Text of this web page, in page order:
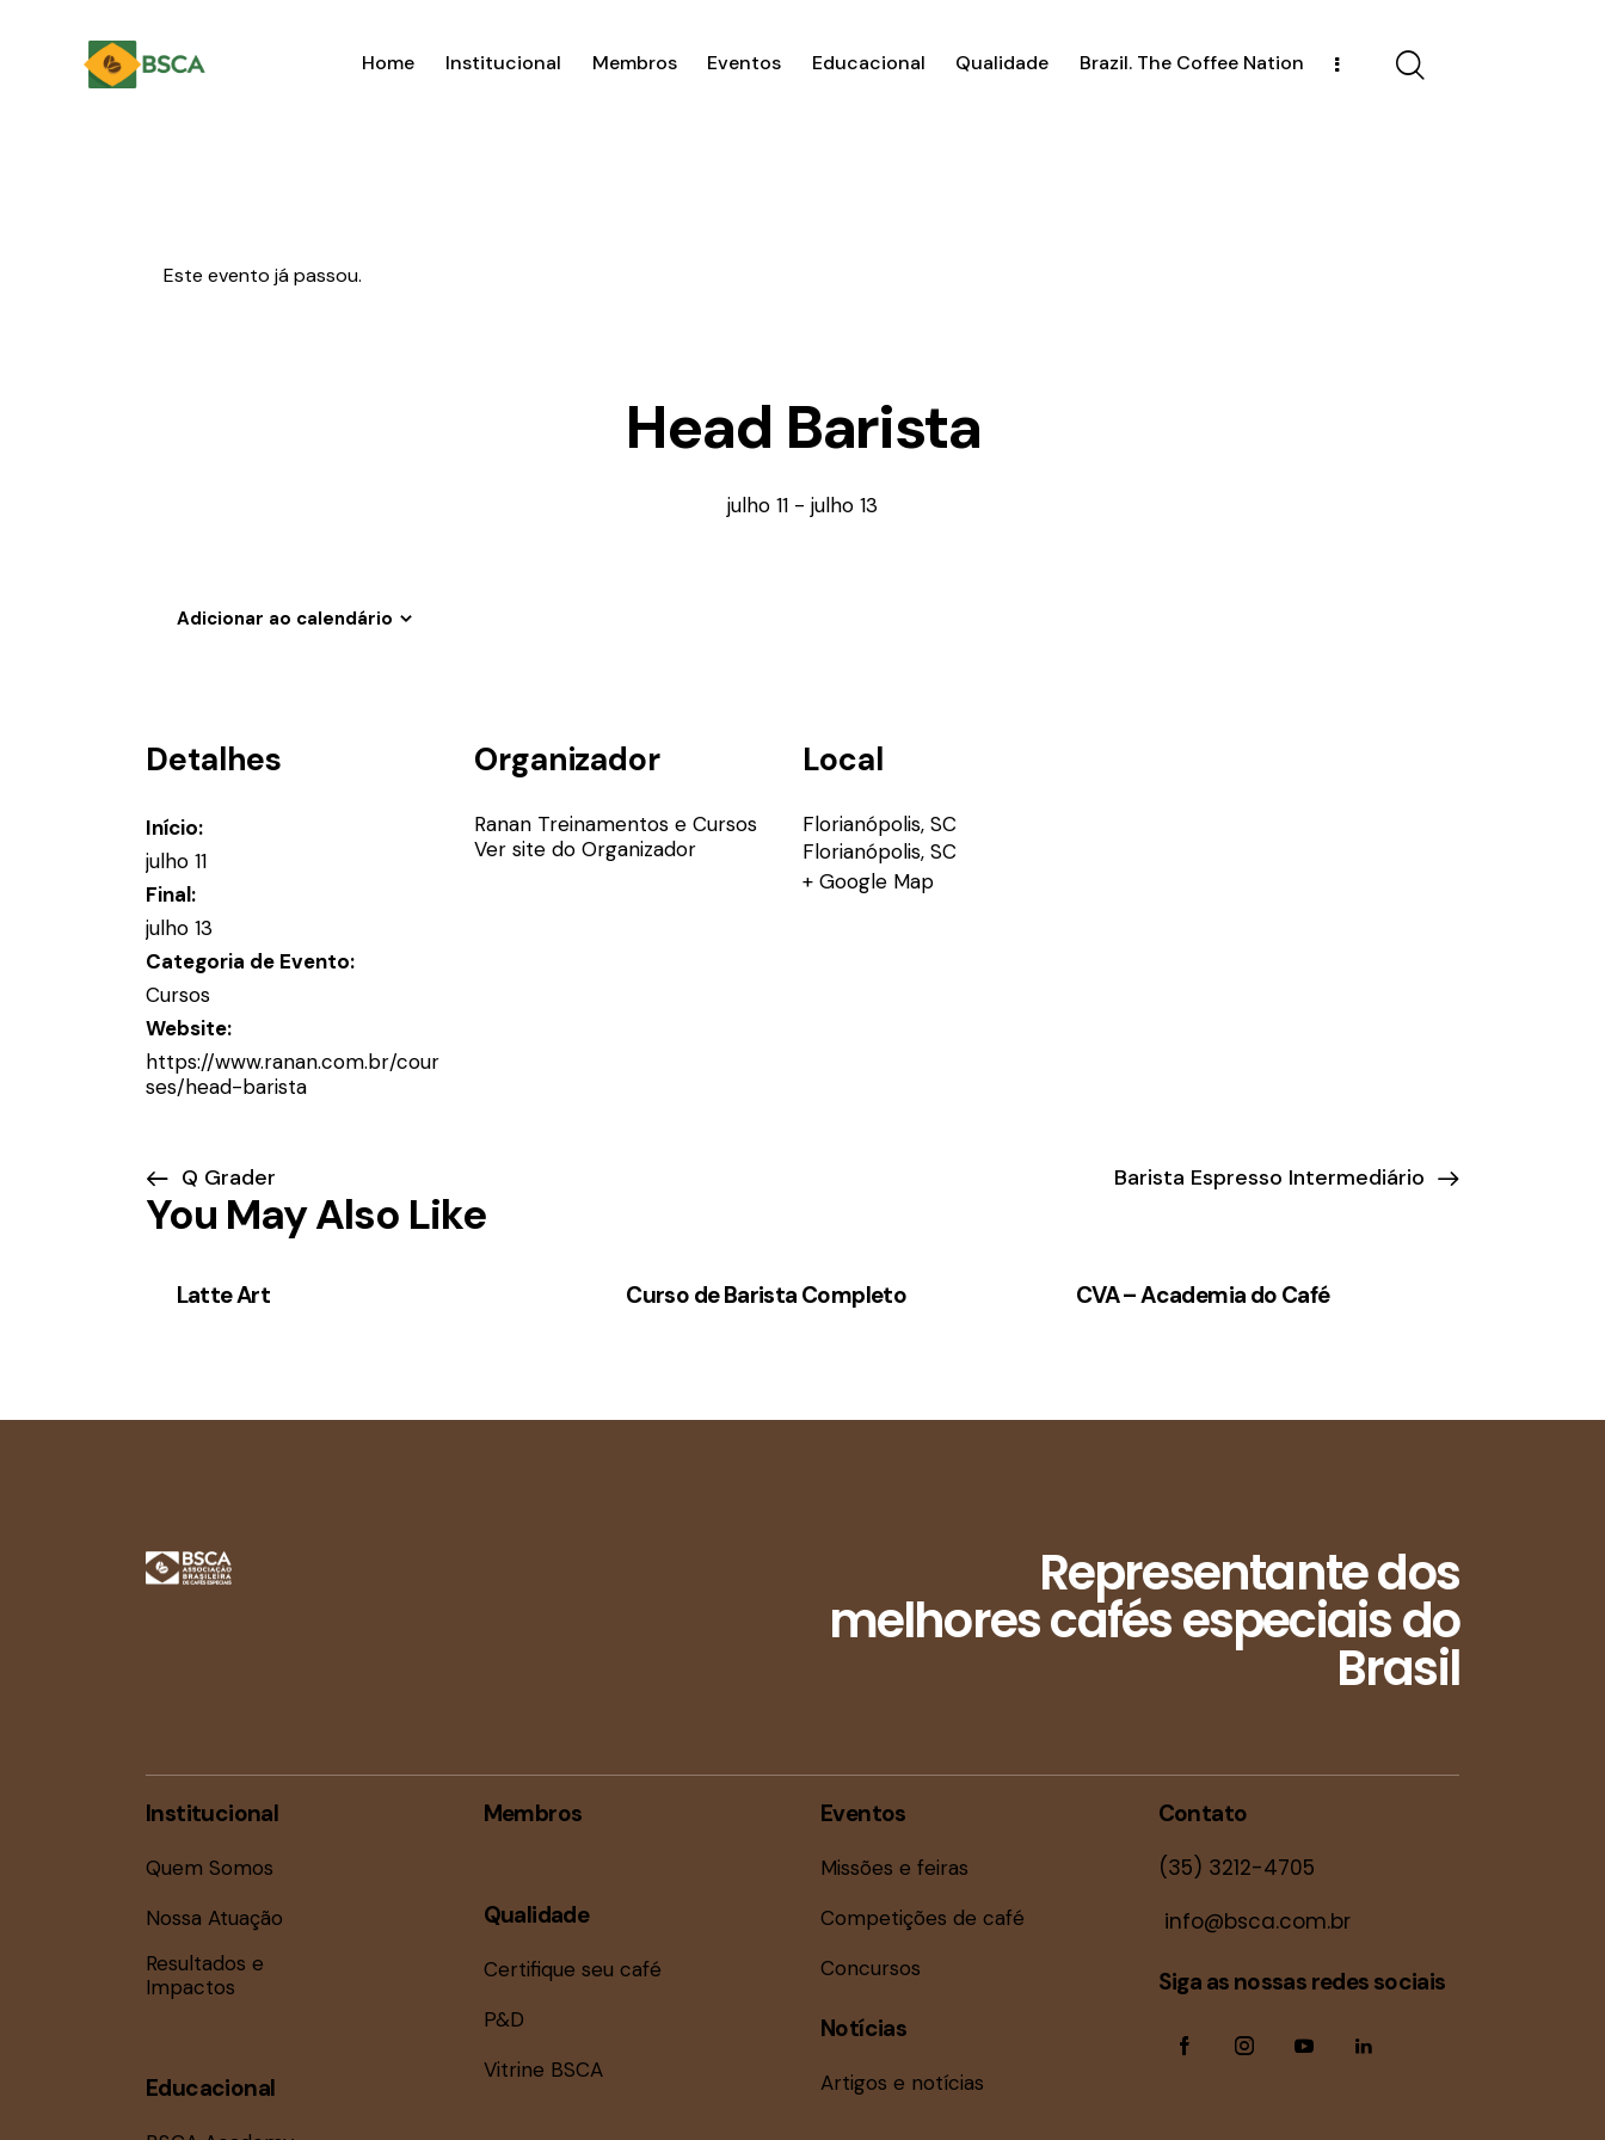
Home Institucional Membros Eventos Educacional Qualidade Brazil. The Coffee Nation
Este evento já passou.
Head Barista
julho 11 - julho 13
Adicionar ao calendário
Detalhes
Início:
julho 11
Final:
julho 13
Categoria de Evento:
Cursos
Website:
https://www.ranan.com.br/cour
ses/head-barista
Organizador
Ranan Treinamentos e Cursos
Ver site do Organizador
Local
Florianópolis, SC
Florianópolis, SC
+ Google Map
Q Grader Barista Espresso Intermediário
You May Also Like
Latte Art Curso de Barista Completo CVA – Academia do Café
Representante dos
melhores cafés especiais do
Brasil
Institucional
Quem Somos
Nossa Atuação
Resultados e
Impactos
Educacional
Membros
Qualidade
Certifique seu café
P&D
Vitrine BSCA
Eventos
Missões e feiras
Competições de café
Concursos
Notícias
Artigos e notícias
Contato
(35) 3212-4705
info@bsca.com.br
Siga as nossas redes sociais